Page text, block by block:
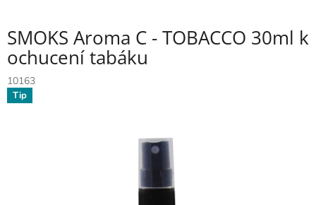
SMOKS Aroma C - TOBACCO 30ml k
ochucení tabáku
10163
Tip